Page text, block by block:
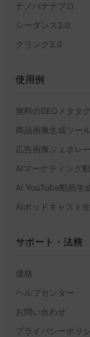
ナノバナナプロ
シーダンス2.0
クリング3.0
使用例
無料のSEOメタタ
商品画像生成ツー
広告画像ジェネレ
AIマーケティング
AI YouTube動画生
AIポッドキャスト
サポート・法務
価格
ヘルプセンター
お問い合わせ
プライバシーポリ